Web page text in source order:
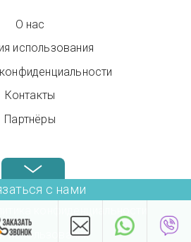
О нас
использования
Контакты
Партнёры
время: +972.4.6899580
использования
с нами